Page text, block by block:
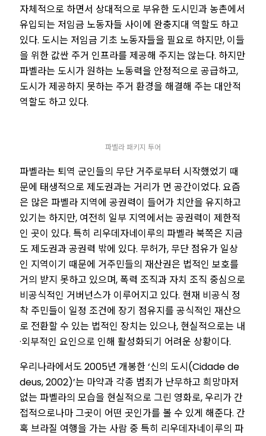
자체적으로 하면서 상대적으로 부유한 도시민과 농촌에서
유입되는 저임금 노동자들 사이에 완충지대 역할도 하고
있다. 도시는 저임금 기초 노동자들을 필요로 하지만, 이들
을 위한 값싼 주거 인프라를 제공해 주지는 않는다. 하지만
파벨라는 도시가 원하는 노동력을 안정적으로 공급하고,
도시가 제공하지 못하는 주거 환경을 해결해 주는 대안적
역할도 하고 있다.
파벨라 패키지 투어
파벨라는 퇴역 군인들의 무단 거주로부터 시작했었기 때
문에 태생적으로 제도권과는 거리가 먼 공간이었다. 요즘
은 많은 파벨라 지역에 공권력이 들어가 치안을 유지하고
있기는 하지만, 여전히 일부 지역에서는 공권력이 제한적
인 곳이 있다. 특히 리우데자네이루의 파벨라 북쪽은 지금
도 제도권과 공권력 밖에 있다. 무허가, 무단 점유가 일상
인 지역이기 때문에 거주민들의 재산권은 법적인 보호를
거의 받지 못하고 있으며, 폭력 조직과 자치 조직 중심으로
비공식적인 거버넌스가 이루어지고 있다. 현재 비공식 정
착 주민들이 일정 조건에 장기 점유지를 공식적인 재산으
로 전환할 수 있는 법적인 장치는 있으나, 현실적으로는 내
·외부적인 요인으로 인해 활성화되기 어려운 상황이다.
우리나라에서도 2005년 개봉한 ‘신의 도시(Cidade de
deus, 2002)’는 마약과 각종 범죄가 난무하고 희망마저
없는 파벨라의 모습을 현실적으로 그린 영화로, 우리가 간
접적으로나마 그곳이 어떤 곳인가를 볼 수 있게 해준다. 간
혹 브라질 여행을 가는 사람 중 특히 리우데자네이루의 파